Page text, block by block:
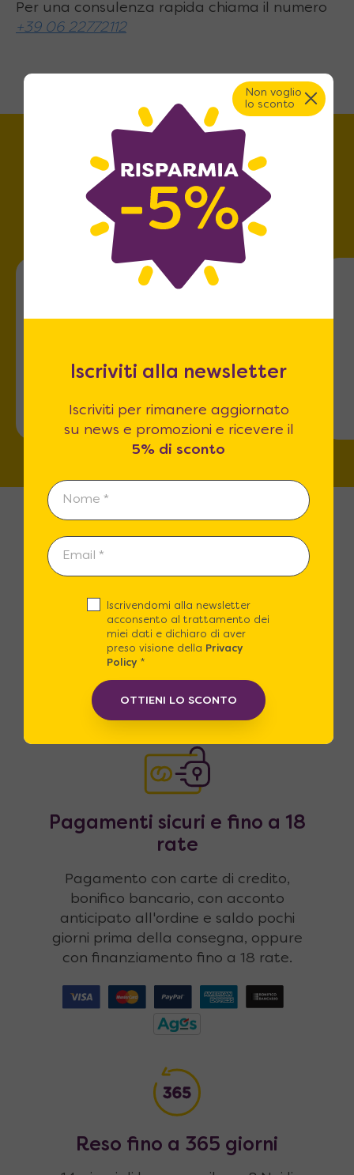
cm
Apertura piano: Centrale sincronizzata
: Gambe a croce in metallo
: Sì, a scomparsa
Per una consulenza rapida chiama il numero
+39 06 22772112
Trova lo store più vicino a
te!
Roma
Spedizioni Gratuite
Spedizione Gratuita in tutta Italia o
con un piccolo contributo puoi
scegliere il nostro Servizio in guanti
bianchi.
Pagamenti sicuri e fino a 18
rate
Pagamento con carte di credito,
bonifico bancario, con acconto
anticipato all'ordine e saldo pochi
giorni prima della consegna, oppure
con finanziamento fino a 18 rate.
Reso fino a 365 giorni
Non voglio
lo sconto
Iscriviti alla newsletter
Iscriviti per rimanere aggiornato
su news e promozioni e ricevere il
5% di sconto
Iscrivendomi alla newsletter
acconsento al trattamento dei
miei dati e dichiaro di aver
preso visione della
Privacy
Policy*
OTTIENI LO SCONTO